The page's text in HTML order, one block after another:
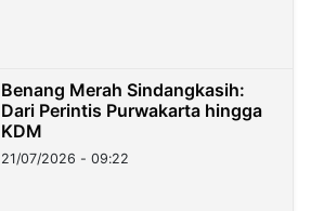
Benang Merah Sindangkasih:
Dari Perintis Purwakarta hingga
KDM
21/07/2026 - 09:22